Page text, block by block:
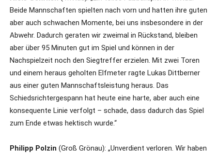
Beide Mannschaften spielten nach vorn und hatten ihre guten
aber auch schwachen Momente, bei uns insbesondere in der
Abwehr. Dadurch geraten wir zweimal in Rückstand, bleiben
aber über 95 Minuten gut im Spiel und können in der
Nachspielzeit noch den Siegtreffer erzielen. Mit zwei Toren
und einem heraus geholten Elfmeter ragte Lukas Dittberner
aus einer guten Mannschaftsleistung heraus. Das
Schiedsrichtergespann hat heute eine harte, aber auch eine
konsequente Linie verfolgt – schade, dass dadurch das Spiel
zum Ende etwas hektisch wurde.“
Philipp Polzin (Groß Grönau): „Unverdient verloren. Wir haben